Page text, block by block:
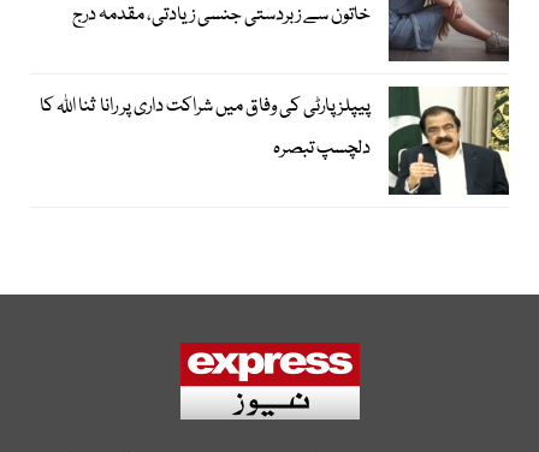
خاتون سے زبردستی جنسی زیادتی، مقدمہ درج
پیپلز پارٹی کی وفاق میں شراکت داری پر رانا ثنا اللہ کا
دلچسپ تبصرہ